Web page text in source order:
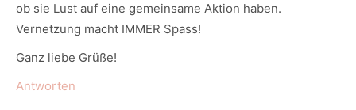
ob sie Lust auf eine gemeinsame Aktion haben.
Vernetzung macht IMMER Spass!
Ganz liebe Grüße!
Antworten